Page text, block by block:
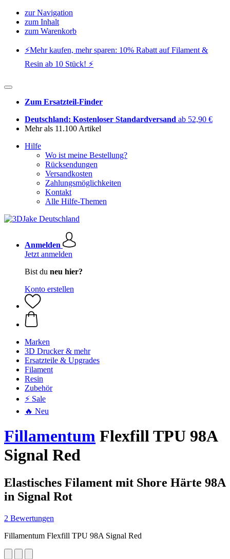
zur Navigation
zum Inhalt
zum Warenkorb
⚡️Mehr kaufen, mehr sparen: 10% Rabatt auf Filament &
Resin ab 10 Stück! ⚡️
Zum Ersatzteil-Finder
Deutschland: Kostenloser Standardversand ab 52,90 €
Mehr als 11.100 Artikel
Hilfe
Wo ist meine Bestellung?
Rücksendungen
Versandkosten
Zahlungsmöglichkeiten
Kontakt
Alle Hilfe-Themen
Anmelden
Jetzt anmelden
Bist du neu hier?
Konto erstellen
Marken
3D Drucker & mehr
Ersatzteile & Upgrades
Filament
Resin
Zubehör
⚡ Sale
🔥 Neu
Fillamentum Flexfill TPU 98A
Signal Red
Elastisches Filament mit Shore Härte 98A
in Signal Rot
2 Bewertungen
Fillamentum Flexfill TPU 98A Signal Red